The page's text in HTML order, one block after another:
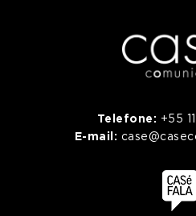
Telefone: +55
E-mail: